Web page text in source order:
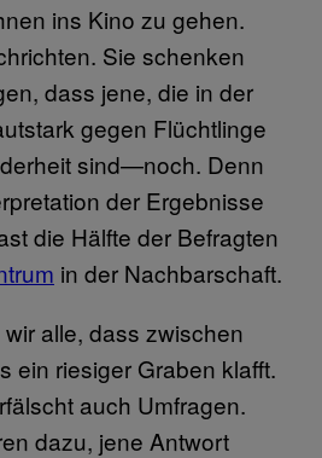
ins Kino zu gehen.
Sie schenken
dass jene, die in der
gegen Flüchtlinge
sind—noch. Denn
der Ergebnisse
die Hälfte der Befragten
in der Nachbarschaft.
alle, dass zwischen
ein riesiger Graben klafft.
auch Umfragen.
dazu, jene Antwort